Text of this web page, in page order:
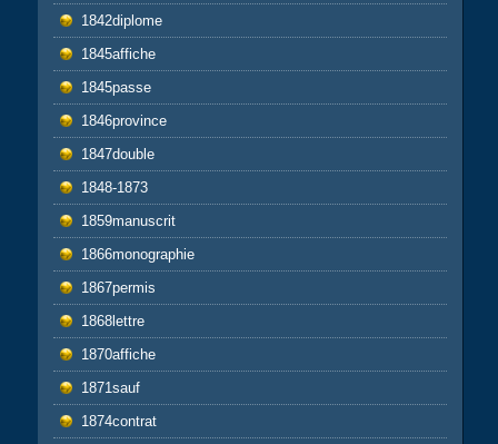
1842diplome
1845affiche
1845passe
1846province
1847double
1848-1873
1859manuscrit
1866monographie
1867permis
1868lettre
1870affiche
1871sauf
1874contrat